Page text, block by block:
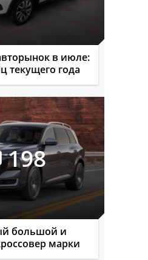
в июле:
текущего года
198
большой и
марки